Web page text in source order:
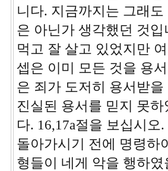
니다. 지금까지는 그래
은 아닌가 생각했던 것
먹고 잘 살고 있었지만
셉은 이미 모든 것을 용
은 죄가 도저히 용서받
진실된 용서를 믿지 못
다. 16,17a절을 보십시
돌아가시기 전에 명령하
형들이 네게 악을 행하